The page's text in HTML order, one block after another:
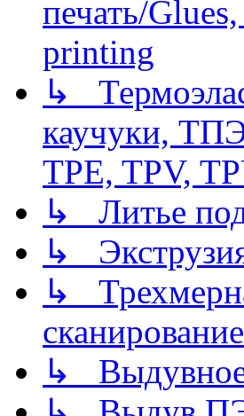
печать/
printing
↳
каучуки,
TPE, TPV,
↳ Литье
↳
↳
↳ Выдувное